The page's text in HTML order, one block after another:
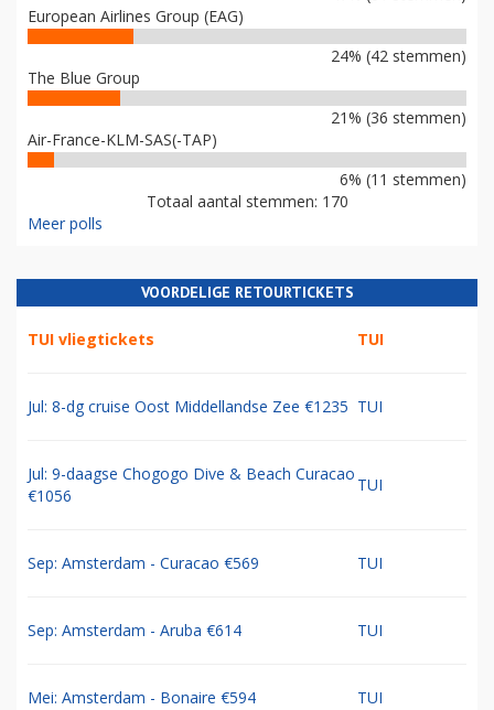
European Airlines Group (EAG)
24% (42 stemmen)
The Blue Group
21% (36 stemmen)
Air-France-KLM-SAS(-TAP)
6% (11 stemmen)
Totaal aantal stemmen: 170
Meer polls
VOORDELIGE RETOURTICKETS
TUI vliegtickets TUI
Jul: 8-dg cruise Oost Middellandse Zee €1235 TUI
Jul: 9-daagse Chogogo Dive & Beach Curacao
€1056
TUI
Sep: Amsterdam - Curacao €569 TUI
Sep: Amsterdam - Aruba €614 TUI
Mei: Amsterdam - Bonaire €594 TUI